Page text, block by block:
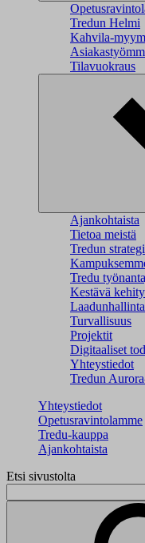
Tredun Helmi
Kahvila-
Tilavuokraus
Ajankohtaista
Tietoa meistä
Tredun
Tredu
Kestävä
Laadunhallinta
Turvallisuus
Projektit
Digitaaliset
Yhteystiedot
Tredun
Yhteystiedot
Opetusravintolamme
Tredu-kauppa
Ajankohtaista
Etsi sivustolta